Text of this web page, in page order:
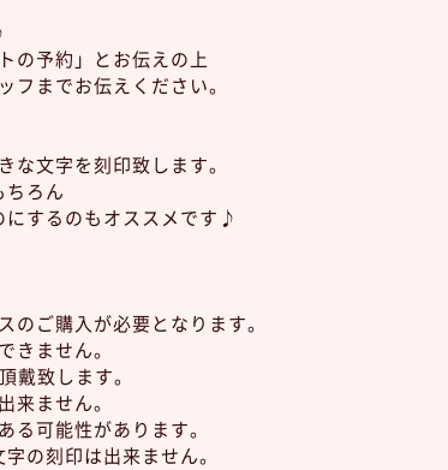
の予約」とお伝えの上
フまでお伝えください。
文字を刻印致します。
ちろん
にするのもオススメです♪
ご購入が必要となります。
ません。
戴致します。
ません。
可能性があります。
の刻印は出来ません。